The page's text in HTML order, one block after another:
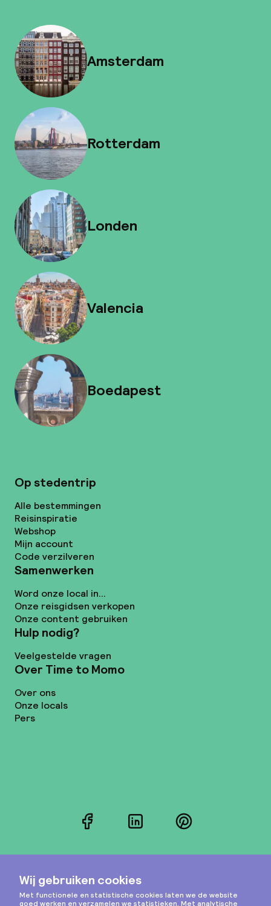
Amsterdam
Rotterdam
Londen
Valencia
Boedapest
Op stedentrip
Alle bestemmingen
Reisinspiratie
Webshop
Mijn account
Code verzilveren
Samenwerken
Word onze local in...
Onze reisgidsen verkopen
Onze content gebruiken
Hulp nodig?
Veelgestelde vragen
Over Time to Momo
Over ons
Onze locals
Pers
FacebookLinkedInPinterest
Instagram